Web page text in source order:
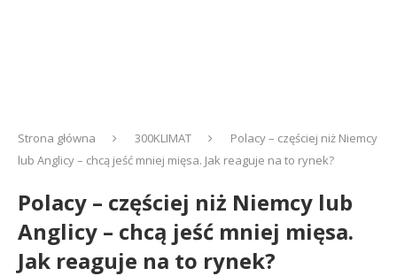
Strona główna 300KLIMAT
Polacy – częściej niż Niemcy
lub Anglicy – chcą jeść mniej mięsa. Jak reaguje na to rynek?
Polacy – częściej niż Niemcy lub
Anglicy – chcą jeść mniej mięsa.
Jak reaguje na to rynek?